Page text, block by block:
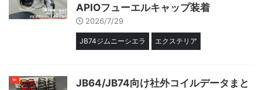
APIOフューエルキャップ装着
2026/7/29
JB74ジムニーシエラ エクステリア
JB64/JB74向け社外コイルデータまと